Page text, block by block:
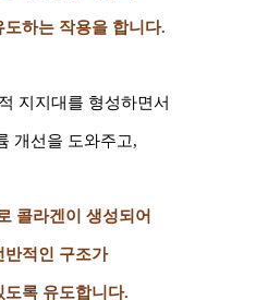
도하는 작용을 합니다.
지지대를 형성하면서
개선을 도와주고,
콜라겐이 생성되어
반적인 구조가
도록 유도합니다.